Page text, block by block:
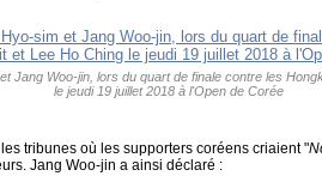
Jang Woo-jin, lors du quart de finale contre les
le jeudi 19 juillet 2018 à l'Open de Corée
tribunes où les supporters coréens criaient "
Jang Woo-jin a ainsi déclaré :